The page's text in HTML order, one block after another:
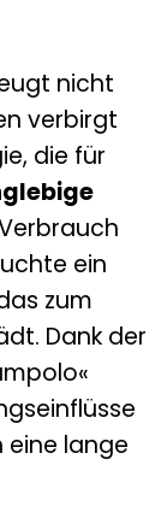
nicht
verbirgt
die für
ein
zum
Dank der
lange